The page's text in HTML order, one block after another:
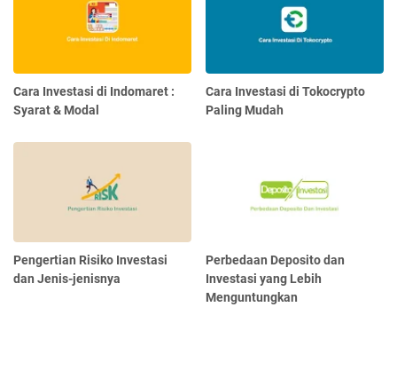
Cara Investasi di Indomaret :
Syarat & Modal
Cara Investasi di Tokocrypto
Paling Mudah
Pengertian Risiko Investasi
dan Jenis-jenisnya
Perbedaan Deposito dan
Investasi yang Lebih
Menguntungkan